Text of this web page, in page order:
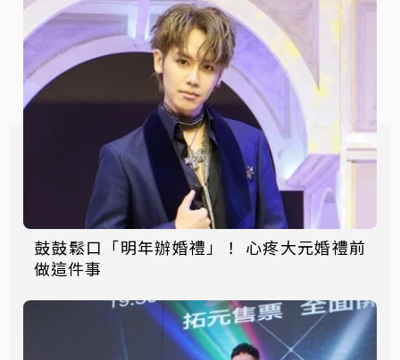
鼓鼓鬆口「明年辦婚禮」！ 心疼大元婚禮前
做這件事